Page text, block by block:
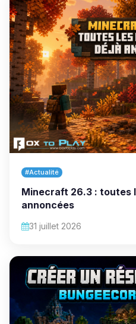
#Actualité
Minecraft 26.3 : toutes
annoncées
31 juillet 2026